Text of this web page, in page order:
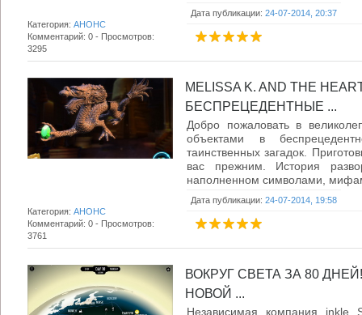
Дата публикации: 24-07-2014, 20:37
Категория: АНОНС
Комментарий: 0 - Просмотров:
3295
MELISSA K. AND THE
БЕСПРЕЦЕДЕНТНЫЕ ...
Добро пожаловать в
объектами в
таинственных загадок.
вас прежним. История
наполненном символами,
Дата публикации: 24-07-2014, 19:58
Категория: АНОНС
Комментарий: 0 - Просмотров:
3761
ВОКРУГ СВЕТА ЗА 80
НОВОЙ ...
Независимая компания inkle